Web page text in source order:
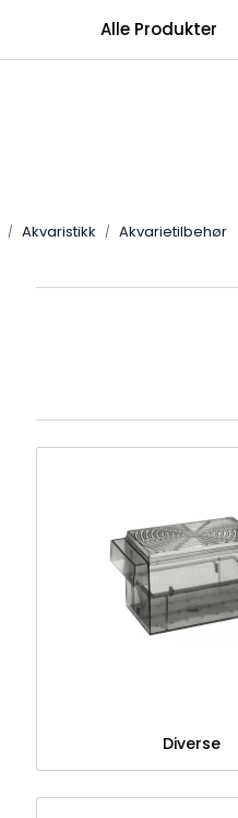
Alle Produkter
Akvaristikk Akvarietilbehør
Diverse